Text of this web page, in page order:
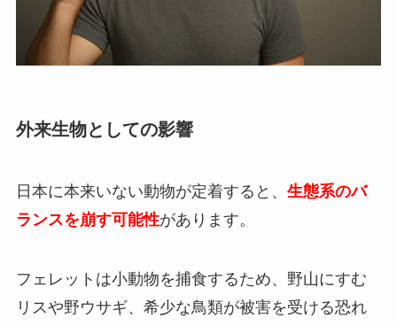
外来生物としての影響
日本に本来いない動物が定着すると、 生態系のバ
ランスを崩す可能性があります。
フェレットは小動物を捕食するため、野山にすむ
リスや野ウサギ、希少な鳥類が被害を受ける恐れ